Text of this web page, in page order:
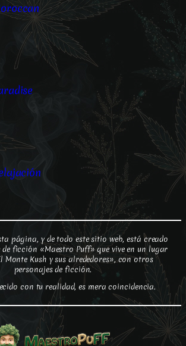
página, y de todo este sitio web, está creado
ficción «Maestro Puff» que vive en un lugar
Monte Kush y sus alrededores», con otros
personajes de ficción.
con tu realidad, es mera coincidencia.